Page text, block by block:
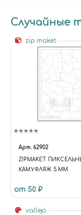
Случайные
zip maket
Арт. 62902
ZIPMAKET
КАМУФЛЯЖ 5 ММ
от 50 ₽
vallejo